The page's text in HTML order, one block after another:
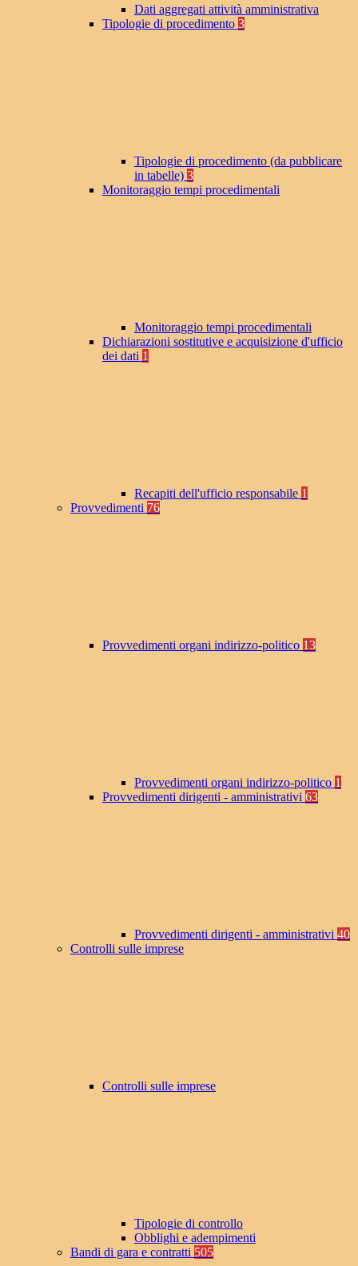
Dati aggregati attività amministrativa
Tipologie di procedimento 3
Tipologie di procedimento (da pubblicare
in tabelle) 3
Monitoraggio tempi procedimentali
Monitoraggio tempi procedimentali
Dichiarazioni sostitutive e acquisizione d'ufficio
dei dati 1
Recapiti dell'ufficio responsabile 1
Provvedimenti 76
Provvedimenti organi indirizzo-politico 13
Provvedimenti organi indirizzo-politico 1
Provvedimenti dirigenti - amministrativi 63
Provvedimenti dirigenti - amministrativi 40
Controlli sulle imprese
Controlli sulle imprese
Tipologie di controllo
Obblighi e adempimenti
Bandi di gara e contratti 505